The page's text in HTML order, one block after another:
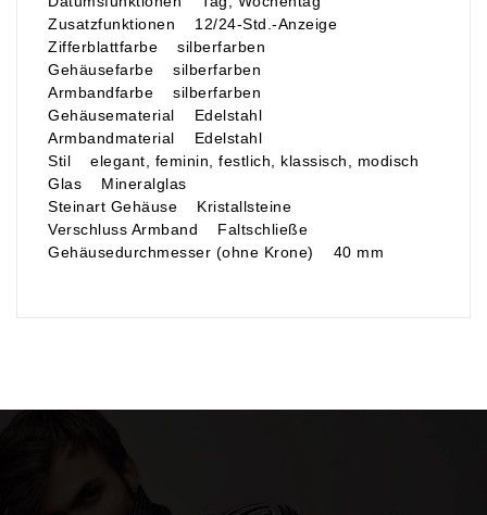
Zusatzfunktionen 12/24-Std.-Anzeige
Zifferblattfarbe silberfarben
Gehäusefarbe silberfarben
Armbandfarbe silberfarben
Gehäusematerial Edelstahl
Armbandmaterial Edelstahl
Stil elegant, feminin, festlich, klassisch, modisch
Glas Mineralglas
Steinart Gehäuse Kristallsteine
Verschluss Armband Faltschließe
Gehäusedurchmesser (ohne Krone) 40 mm